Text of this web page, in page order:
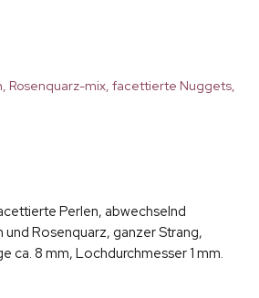
Rosenquarz-mix, facettierte Nuggets,
Perlen, abwechselnd
Rosenquarz, ganzer Strang,
ca. 8 mm, Lochdurchmesser 1 mm.